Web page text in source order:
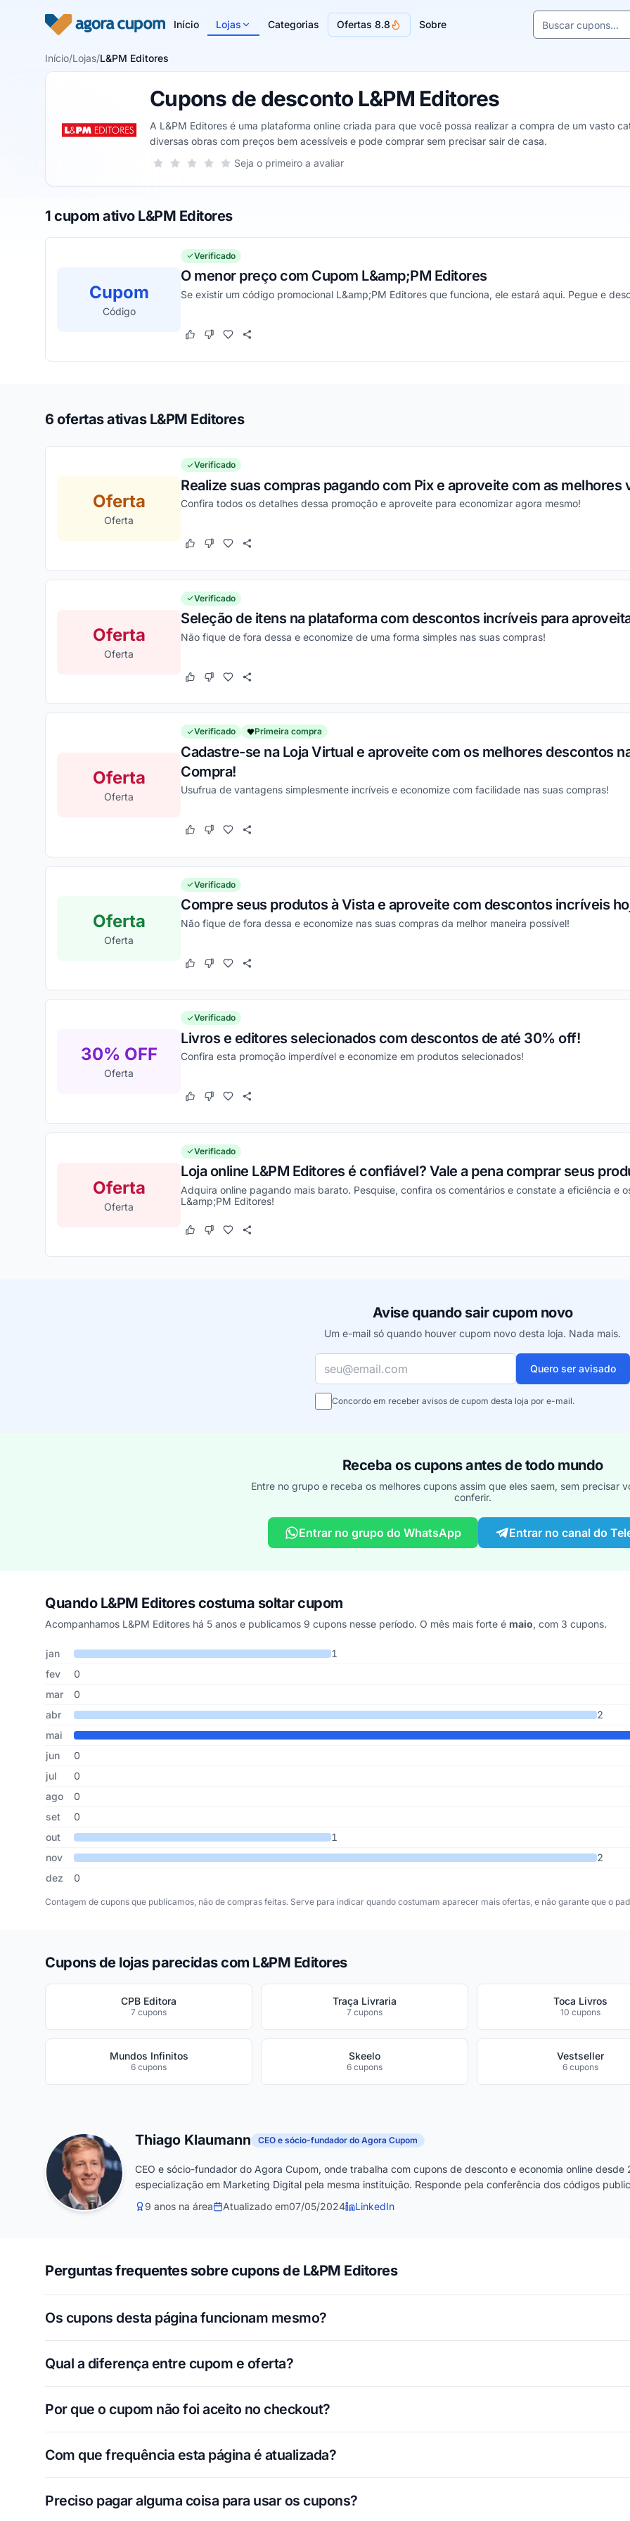
Início Lojas Categorias Ofertas 8.8 Sobre
Buscar cupons e
Início/Lojas/L&PM Editores
Cupons de desconto L&PM Editores
A L&PM Editores é uma plataforma online criada para que você possa realizar a compra de um vasto
diversas obras com preços bem acessíveis e pode comprar sem precisar sair de casa.
Sua nota para L&PM Editores, de 1 a 5 estrelas
5 estrelas
4 estrelas
3 estrelas
2 estrelas
1 estrela Seja o primeiro a avaliar
1 cupom ativo L&PM Editores
Cupom
Código
Verificado
O menor preço com Cupom L&amp;PM Editores
Se existir um código promocional L&amp;PM Editores que funciona, ele estará aqui. Pegue e
Este cupom funcionou
Este cupom não funcionou
6 ofertas ativas L&PM Editores
Oferta
Oferta
Verificado
Realize suas compras pagando com Pix e aproveite com as melhores
Confira todos os detalhes dessa promoção e aproveite para economizar agora mesmo!
Este cupom funcionou
Este cupom não funcionou
Oferta
Oferta
Verificado
Seleção de itens na plataforma com descontos incríveis para
Não fique de fora dessa e economize de uma forma simples nas suas compras!
Este cupom funcionou
Este cupom não funcionou
Oferta
Oferta
Verificado Primeira compra
Cadastre-se na Loja Virtual e aproveite com os melhores descontos
Compra!
Usufrua de vantagens simplesmente incríveis e economize com facilidade nas suas compras!
Este cupom funcionou
Este cupom não funcionou
Oferta
Oferta
Verificado
Compre seus produtos à Vista e aproveite com descontos incríveis
Não fique de fora dessa e economize nas suas compras da melhor maneira possível!
Este cupom funcionou
Este cupom não funcionou
30% OFF
Oferta
Verificado
Livros e editores selecionados com descontos de até 30% off!
Confira esta promoção imperdível e economize em produtos selecionados!
Este cupom funcionou
Este cupom não funcionou
Oferta
Oferta
Verificado
Loja online L&PM Editores é confiável? Vale a pena comprar seus
Adquira online pagando mais barato. Pesquise, confira os comentários e constate a eficiência e
L&amp;PM Editores!
Este cupom funcionou
Este cupom não funcionou
Avise quando sair cupom novo
Um e-mail só quando houver cupom novo desta loja. Nada mais.
Quero ser avisado
Concordo em receber avisos de cupom desta loja por e-mail.
Receba os cupons antes de todo mundo
Entre no grupo e receba os melhores cupons assim que eles saem, sem precisar
conferir.
Entrar no grupo do WhatsApp Entrar no canal do
Quando L&PM Editores costuma soltar cupom
Acompanhamos L&PM Editores há 5 anos e publicamos 9 cupons nesse período. O mês mais forte é maio, com 3 cupons.
Cupons de L&PM Editores publicados por mês, somando os últimos 5 anos
Mês Cupons publicadosDesconto médio
jan
1
fev
0
mar
0
abr
2
mai
jun
0
jul
0
ago
0
set
0
out
1
nov
2
dez
0
Contagem de cupons que publicamos, não de compras feitas. Serve para indicar quando costumam aparecer mais ofertas, e não garante que o
Cupons de lojas parecidas com L&PM Editores
CPB Editora
7 cupons
Traça Livraria
7 cupons
Toca Livros
10 cupons
Mundos Infinitos
6 cupons
Skeelo
6 cupons
Vestseller
6 cupons
Thiago Klaumann CEO e sócio-fundador do Agora Cupom
CEO e sócio-fundador do Agora Cupom, onde trabalha com cupons de desconto e economia online desde
especialização em Marketing Digital pela mesma instituição. Responde pela conferência dos códigos
9 anos na área
Atualizado em07/05/2024 LinkedIn
Perguntas frequentes sobre cupons de L&PM Editores
Os cupons desta página funcionam mesmo?
Qual a diferença entre cupom e oferta?
Por que o cupom não foi aceito no checkout?
Com que frequência esta página é atualizada?
Preciso pagar alguma coisa para usar os cupons?